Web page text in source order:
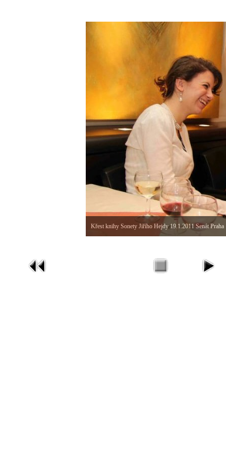
Křest knihy Sonety Jiřího Hejdy 19.1.2011 Senát Praha